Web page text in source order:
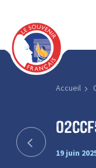
Accueil
19 juin